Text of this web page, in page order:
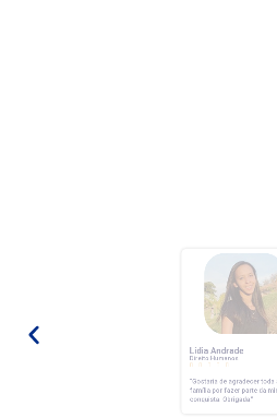
Lídia Andrade
Direito Humanos